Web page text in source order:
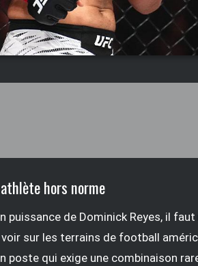
hors norme
puissance de Dominick Reyes, il
sur les terrains de football
poste qui exige une combinaison